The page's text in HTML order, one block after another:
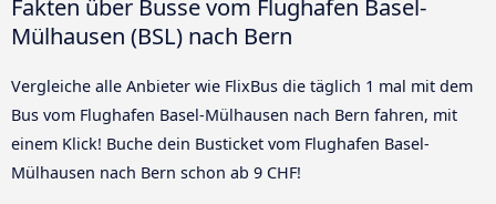
Fakten über Busse vom Flughafen Basel-
Mülhausen (BSL) nach Bern
Vergleiche alle Anbieter wie FlixBus die täglich 1 mal mit dem
Bus vom Flughafen Basel-Mülhausen nach Bern fahren, mit
einem Klick! Buche dein Busticket vom Flughafen Basel-
Mülhausen nach Bern schon ab 9 CHF!